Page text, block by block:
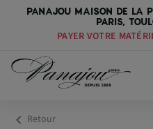
PANAJOU MAISON DE LA
PARIS,
PAYER VOTRE
chevron_left Retour